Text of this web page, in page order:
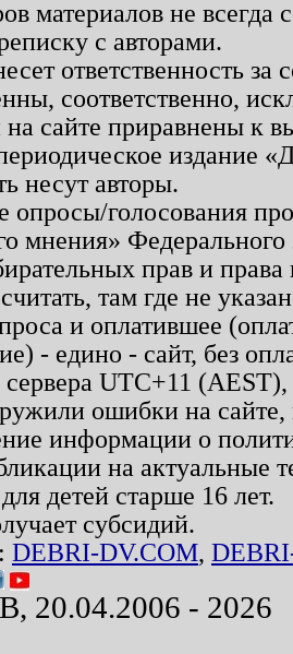
материалов не
с авторами.
ответственность
соответственно,
сайте приравнены к
издание
несут авторы.
опросы/голосования
мнения»
прав и
там где не
и оплатившее
- едино - сайт, без
UTC+11
ошибки на
информации о
на актуальные
детей старше 16 лет.
субсидий.
DEBRI-DV.COM,
20.04.2006 - 2026